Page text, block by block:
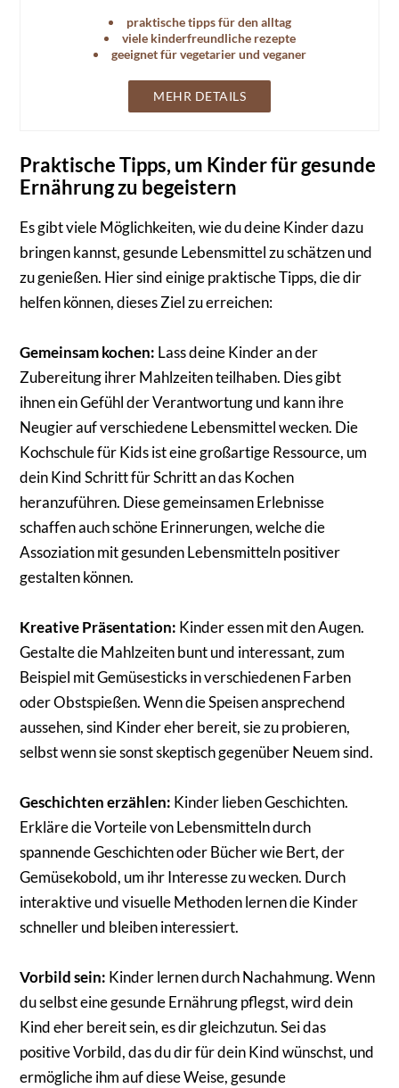
praktische tipps für den alltag
viele kinderfreundliche rezepte
geeignet für vegetarier und veganer
MEHR DETAILS
Praktische Tipps, um Kinder für gesunde
Ernährung zu begeistern
Es gibt viele Möglichkeiten, wie du deine Kinder dazu
bringen kannst, gesunde Lebensmittel zu schätzen und
zu genießen. Hier sind einige praktische Tipps, die dir
helfen können, dieses Ziel zu erreichen:
Gemeinsam kochen: Lass deine Kinder an der
Zubereitung ihrer Mahlzeiten teilhaben. Dies gibt
ihnen ein Gefühl der Verantwortung und kann ihre
Neugier auf verschiedene Lebensmittel wecken. Die
Kochschule für Kids ist eine großartige Ressource, um
dein Kind Schritt für Schritt an das Kochen
heranzuführen. Diese gemeinsamen Erlebnisse
schaffen auch schöne Erinnerungen, welche die
Assoziation mit gesunden Lebensmitteln positiver
gestalten können.
Kreative Präsentation: Kinder essen mit den Augen.
Gestalte die Mahlzeiten bunt und interessant, zum
Beispiel mit Gemüsesticks in verschiedenen Farben
oder Obstspießen. Wenn die Speisen ansprechend
aussehen, sind Kinder eher bereit, sie zu probieren,
selbst wenn sie sonst skeptisch gegenüber Neuem sind.
Geschichten erzählen: Kinder lieben Geschichten.
Erkläre die Vorteile von Lebensmitteln durch
spannende Geschichten oder Bücher wie Bert, der
Gemüsekobold, um ihr Interesse zu wecken. Durch
interaktive und visuelle Methoden lernen die Kinder
schneller und bleiben interessiert.
Vorbild sein: Kinder lernen durch Nachahmung. Wenn
du selbst eine gesunde Ernährung pflegst, wird dein
Kind eher bereit sein, es dir gleichzutun. Sei das
positive Vorbild, das du dir für dein Kind wünschst, und
ermögliche ihm auf diese Weise, gesunde